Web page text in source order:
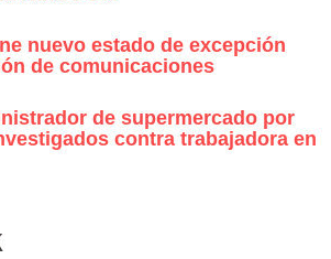
nuevo estado de excepción
de comunicaciones
de supermercado por
contra trabajadora en